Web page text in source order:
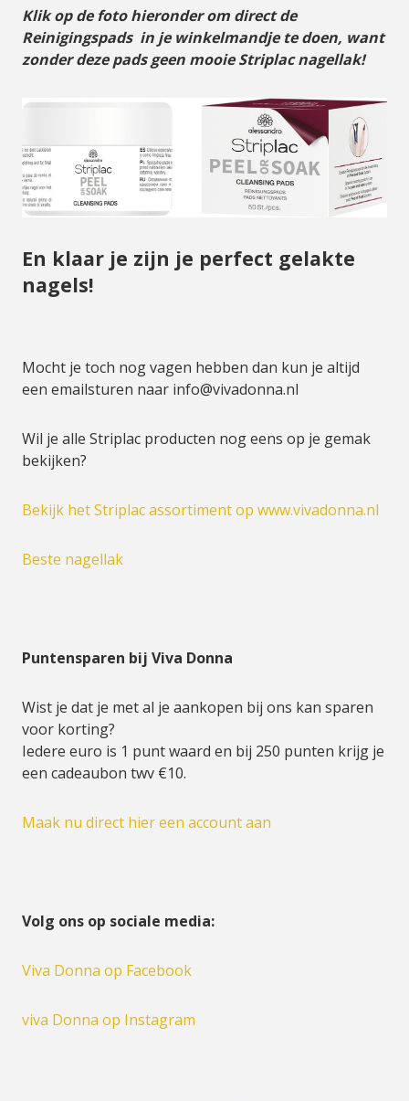
Klik op de foto hieronder om direct de
Reinigingspads in je winkelmandje te doen, want
zonder deze pads geen mooie Striplac nagellak!
En klaar je zijn je perfect gelakte
nagels!
Mocht je toch nog vagen hebben dan kun je altijd
een emailsturen naar info@vivadonna.nl
Wil je alle Striplac producten nog eens op je gemak
bekijken?
Bekijk het Striplac assortiment op www.vivadonna.nl
Beste nagellak
Puntensparen bij Viva Donna
Wist je dat je met al je aankopen bij ons kan sparen
voor korting?
Iedere euro is 1 punt waard en bij 250 punten krijg je
een cadeaubon twv €10.
Maak nu direct hier een account aan
Volg ons op sociale media:
Viva Donna op Facebook
viva Donna op Instagram